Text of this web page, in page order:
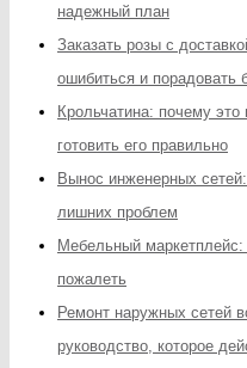
надежный план
Заказать розы с
ошибиться и порадовать
Крольчатина: почему это
готовить его правильно
Вынос инженерных
лишних проблем
Мебельный маркетплейс:
пожалеть
Ремонт наружных сетей
руководство, которое